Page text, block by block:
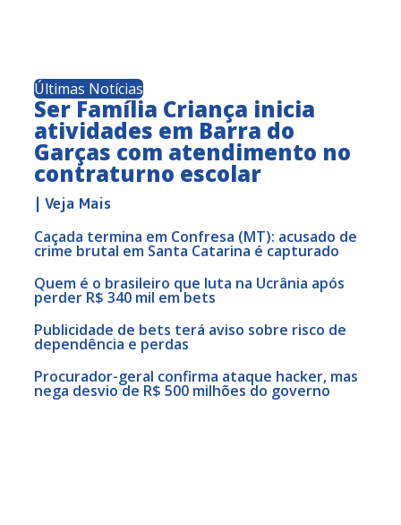
Últimas Notícias
Ser Família Criança inicia
atividades em Barra do
Garças com atendimento no
contraturno escolar
| Veja Mais
Caçada termina em Confresa (MT): acusado de
crime brutal em Santa Catarina é capturado
Quem é o brasileiro que luta na Ucrânia após
perder R$ 340 mil em bets
Publicidade de bets terá aviso sobre risco de
dependência e perdas
Procurador-geral confirma ataque hacker, mas
nega desvio de R$ 500 milhões do governo